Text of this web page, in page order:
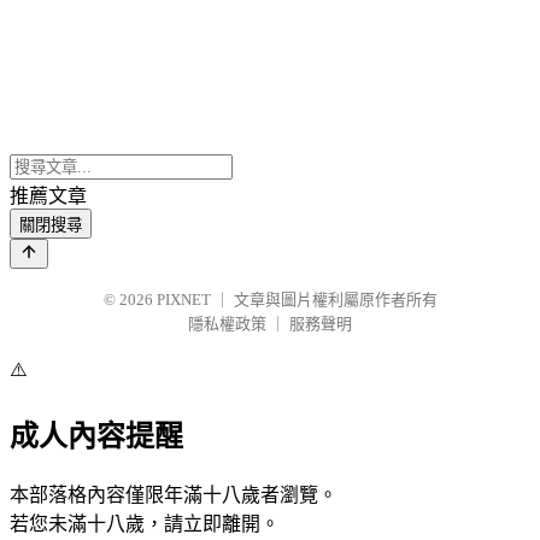
推薦文章
關閉搜尋
© 2026 PIXNET
文章與圖片權利屬原作者所有
隱私權政策
服務聲明
⚠️
成人內容提醒
本部落格內容僅限年滿十八歲者瀏覽。
若您未滿十八歲，請立即離開。